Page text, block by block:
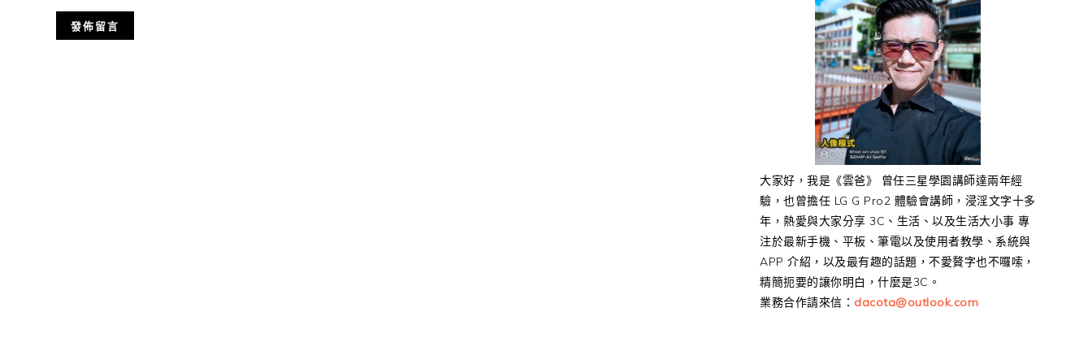
大家好，我是《雲爸》 曾任三星學園講師達兩年經
驗，也曾擔任 LG G Pro2 體驗會講師，浸淫文字十多
年，熱愛與大家分享 3C、生活、以及生活大小事 專
注於最新手機、平板、筆電以及使用者教學、系統與
APP 介紹，以及最有趣的話題，不愛贅字也不囉嗦，
精簡扼要的讓你明白，什麼是3C。
業務合作請來信： dacota@outlook.com